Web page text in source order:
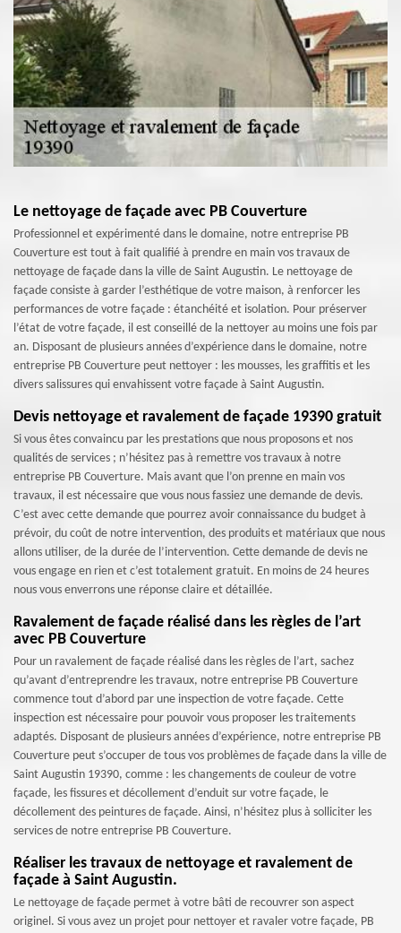
Le nettoyage de façade avec PB Couverture
Professionnel et expérimenté dans le domaine, notre entreprise PB
Couverture est tout à fait qualifié à prendre en main vos travaux de
nettoyage de façade dans la ville de Saint Augustin. Le nettoyage de
façade consiste à garder l’esthétique de votre maison, à renforcer les
performances de votre façade : étanchéité et isolation. Pour préserver
l’état de votre façade, il est conseillé de la nettoyer au moins une fois par
an. Disposant de plusieurs années d’expérience dans le domaine, notre
entreprise PB Couverture peut nettoyer : les mousses, les graffitis et les
divers salissures qui envahissent votre façade à Saint Augustin.
Devis nettoyage et ravalement de façade 19390 gratuit
Si vous êtes convaincu par les prestations que nous proposons et nos
qualités de services ; n’hésitez pas à remettre vos travaux à notre
entreprise PB Couverture. Mais avant que l’on prenne en main vos
travaux, il est nécessaire que vous nous fassiez une demande de devis.
C’est avec cette demande que pourrez avoir connaissance du budget à
prévoir, du coût de notre intervention, des produits et matériaux que nous
allons utiliser, de la durée de l’intervention. Cette demande de devis ne
vous engage en rien et c’est totalement gratuit. En moins de 24 heures
nous vous enverrons une réponse claire et détaillée.
Ravalement de façade réalisé dans les règles de l’art
avec PB Couverture
Pour un ravalement de façade réalisé dans les règles de l’art, sachez
qu’avant d’entreprendre les travaux, notre entreprise PB Couverture
commence tout d’abord par une inspection de votre façade. Cette
inspection est nécessaire pour pouvoir vous proposer les traitements
adaptés. Disposant de plusieurs années d’expérience, notre entreprise PB
Couverture peut s’occuper de tous vos problèmes de façade dans la ville de
Saint Augustin 19390, comme : les changements de couleur de votre
façade, les fissures et décollement d’enduit sur votre façade, le
décollement des peintures de façade. Ainsi, n’hésitez plus à solliciter les
services de notre entreprise PB Couverture.
Réaliser les travaux de nettoyage et ravalement de
façade à Saint Augustin.
Le nettoyage de façade permet à votre bâti de recouvrer son aspect
originel. Si vous avez un projet pour nettoyer et ravaler votre façade, PB